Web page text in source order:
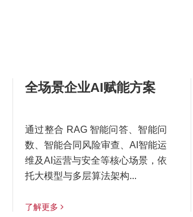
全场景企业AI赋能方案
通过整合 RAG 智能问答、智能问
数、智能合同风险审查、AI智能运
维及AI运营与安全等核心场景，依
托大模型与多层算法架构...
了解更多